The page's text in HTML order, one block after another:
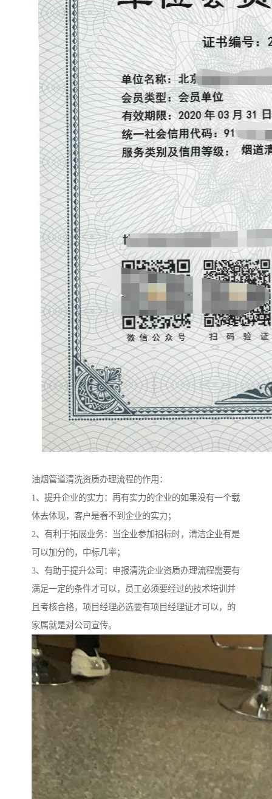
油烟管道清洗资质办理流程的作用：
1、提升企业的实力：再有实力的企业的如果没有一个载
体去体现，客户是看不到企业的实力；
2、有利于拓展业务：当企业参加招标时，清洁企业有是
可以加分的，中标几率；
3、有助于提升公司：申报清洗企业资质办理流程需要有
满足一定的条件才可以，员工必须要经过的技术培训并
且考核合格，项目经理必选要有项目经理证才可以，的
家属就是对公司宣传。